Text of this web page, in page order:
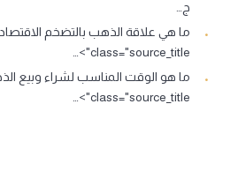
ج…
class="source_title">…
class="source_title">…